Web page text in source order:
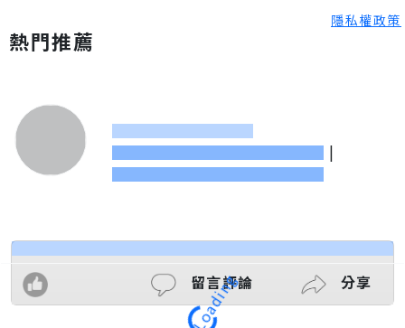
隱私權政策
熱門推薦
|
留言評論 分享
Loading